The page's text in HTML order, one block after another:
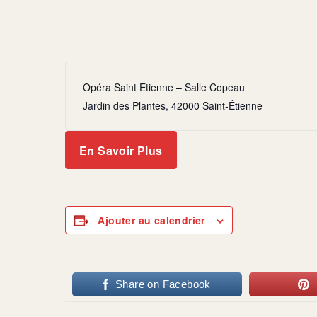
Opéra Saint Etienne – Salle Copeau
Jardin des Plantes, 42000 Saint-Étienne
En Savoir Plus
Ajouter au calendrier
Share on Facebook